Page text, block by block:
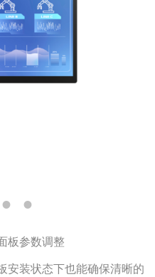
板参数调整
安装状态下也能确保清晰的